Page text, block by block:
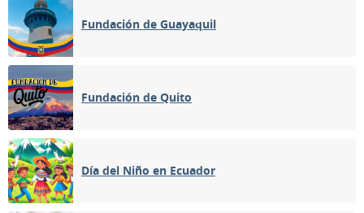
Fundación de Guayaquil
Fundación de Quito
Día del Niño en Ecuador